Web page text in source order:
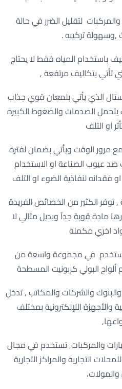
لتقليل الضرر في حالة
تركيبه .
باستخدام المياه فقط لا يحتاج
تأتي بتكاليف مرتفعة ,
الذي يأتي بلمعان قوي جذاب
يتحمل الصدمات والضغوط الكبيرة
او التلف
الوقت ويأتي بضمان لفترة
الي 10 سنوات ضد عيوب الصناعة او الاستخدام
فقدانه لنفاذية الضوء او التلف
الكثير من الخصائص الفريدة
مادة قوية جدآ وبديل مثالي لا
اخري مكملة
في مجموعة واسعة من
البولي كربونيت المسطحة
والشركات والمكاتب , تدخل
اللإلكترونية بمختلف
والمركبات, تستخدم في مجال
التجارية والمراكز التجارية
والمولات،